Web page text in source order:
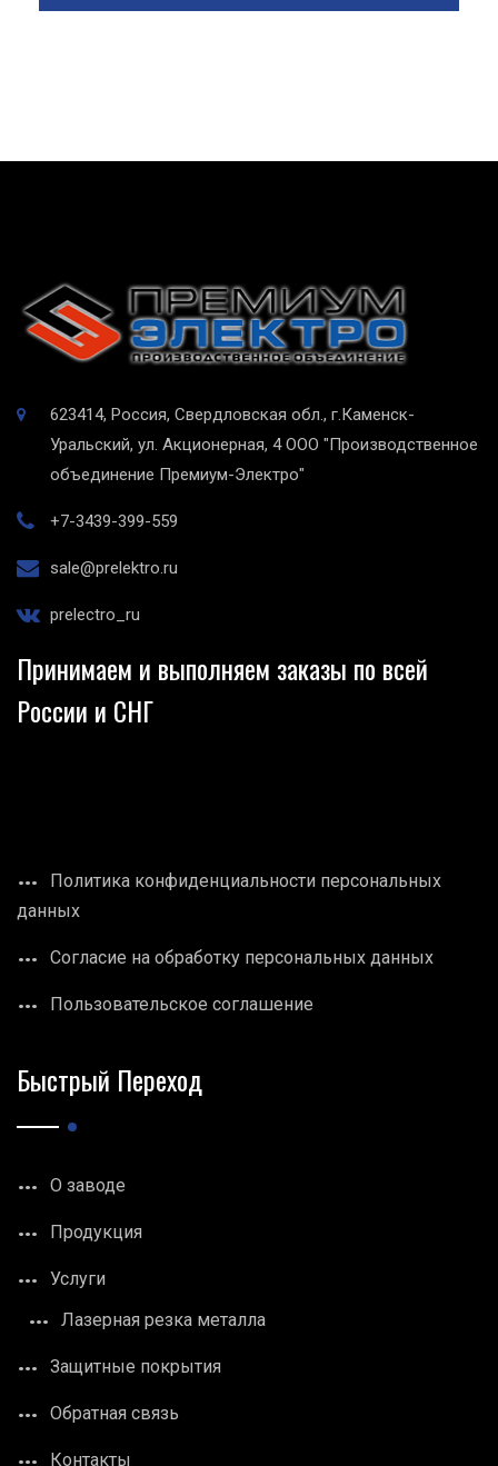
623414, Россия, Свердловская обл., г.Каменск-
Уральский, ул. Акционерная, 4 ООО "Производственное
объединение Премиум-Электро"
+7-3439-399-559
sale@prelektro.ru
prelectro_ru
Принимаем и выполняем заказы по всей
России и СНГ
Политика конфиденциальности персональных
данных
Согласие на обработку персональных данных
Пользовательское соглашение
Быстрый Переход
О заводе
Продукция
Услуги
Лазерная резка металла
Защитные покрытия
Обратная связь
Контакты